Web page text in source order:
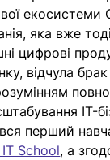
екосистеми
яка вже тоді
цифрові
відчула брак
IT-
перший
School, а